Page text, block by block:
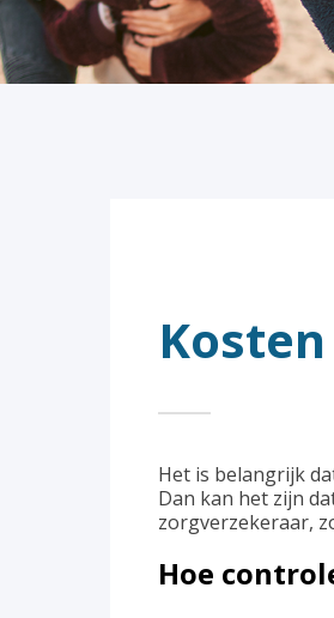
Het is belangrijk
Dan kan het zijn
zorgverzekeraar,
Hoe